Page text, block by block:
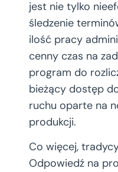
jest nie tylko
śledzenie
ilość pracy
cenny czas na
program do
bieżący dostęp
ruchu oparte na
produkcji.
Co więcej,
Odpowiedź na